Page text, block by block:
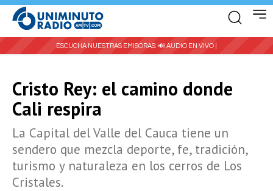
ESCUCHA NUESTRAS EMISORAS: 🔊 AUDIO EN VIVO |
Cristo Rey: el camino donde
Cali respira
La Capital del Valle del Cauca tiene un
sendero que mezcla deporte, fe, tradición,
turismo y naturaleza en los cerros de Los
Cristales.